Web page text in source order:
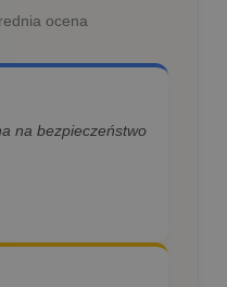
ocena
na bezpieczeństwo